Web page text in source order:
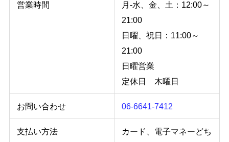
営業時間
月-水、金、土：12:00～
21:00
日曜、祝日：11:00～
21:00
日曜営業
定休日 木曜日
お問い合わせ 06-6641-7412
支払い方法
カード、電子マネーどち